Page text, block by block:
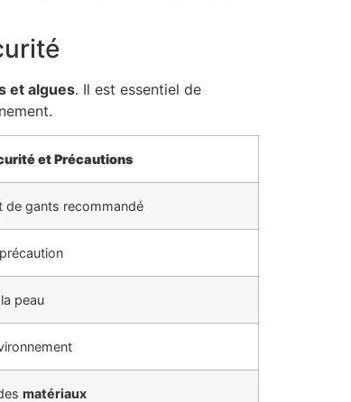
et algues. Il est essentiel de
et Précautions
de gants recommandé
peau
matériaux